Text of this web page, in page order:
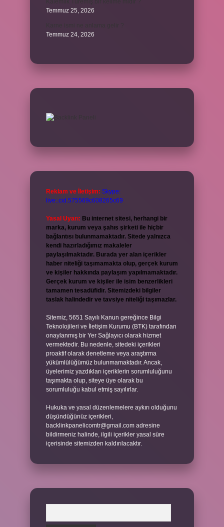
Temmuz 25, 2026
Temmuz 24, 2026
Reklam ve İletişim: Skype:
live:.cid.575569c608265c69
Yasal Uyarı: Bu internet sitesi, herhangi bir
marka, kurum veya şahıs şirketi ile hiçbir
bağlantısı bulunmamaktadır. Sitede yalnızca
kendi hazırladığımız makaleler
paylaşılmaktadır. Burada yer alan içerikler
haber niteliği taşımamakta olup, gerçek kurum
ve kişiler hakkında paylaşım yapılmamaktadır.
Gerçek kurum ve kişiler ile isim benzerlikleri
tamamen tesadüfidir. Sitemizdeki bilgiler
taslak halindedir ve tavsiye niteliği taşımazlar.
Sitemiz, 5651 Sayılı Kanun gereğince Bilgi
Teknolojileri ve İletişim Kurumu (BTK) tarafından
onaylanmış bir Yer Sağlayıcı olarak hizmet
vermektedir. Bu nedenle, sitedeki içerikleri
proaktif olarak denetleme veya araştırma
yükümlülüğümüz bulunmamaktadır. Ancak,
üyelerimiz yazdıkları içeriklerin sorumluluğunu
taşımakta olup, siteye üye olarak bu
sorumluluğu kabul etmiş sayılırlar.
Hukuka ve yasal düzenlemelere aykırı olduğunu
düşündüğünüz içerikleri,
backlinkpanelicomtr@gmail.com adresine
bildirmeniz halinde, ilgili içerikler yasal süre
içerisinde sitemizden kaldırılacaktır.